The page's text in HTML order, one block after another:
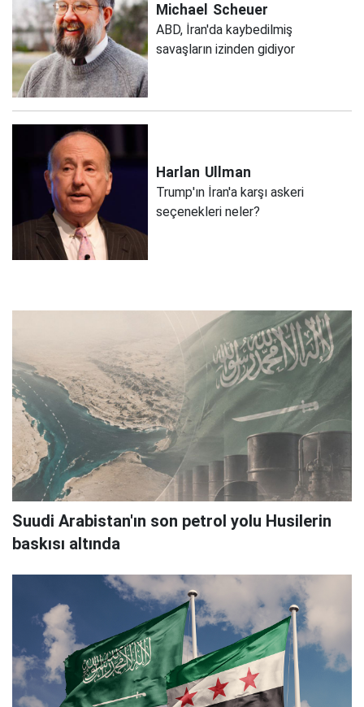
Michael Scheuer
ABD, İran'da kaybedilmiş
savaşların izinden gidiyor
Harlan Ullman
Trump'ın İran'a karşı askeri
seçenekleri neler?
Suudi Arabistan'ın son petrol yolu Husilerin
baskısı altında